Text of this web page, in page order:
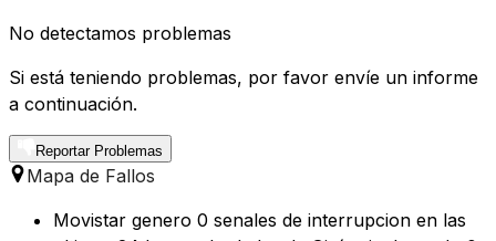
No detectamos problemas
Si está teniendo problemas, por favor envíe un informe
a continuación.
Reportar Problemas
Mapa de Fallos
Movistar genero 0 senales de interrupcion en las